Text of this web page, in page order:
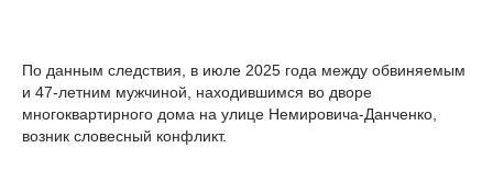
По данным следствия, в июле 2025 года между обвиняемым
и 47-летним мужчиной, находившимся во дворе
многоквартирного дома на улице Немировича-Данченко,
возник словесный конфликт.